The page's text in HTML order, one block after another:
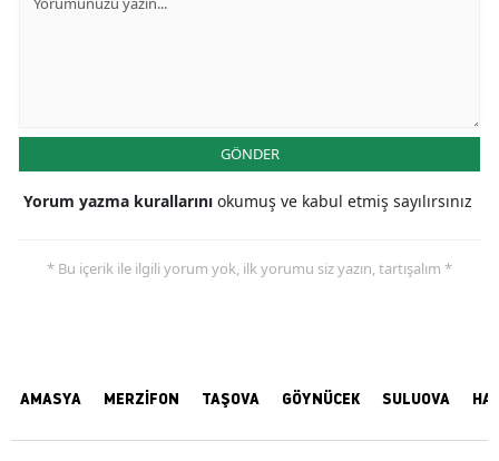
GÖNDER
Yorum yazma kurallarını okumuş ve kabul etmiş sayılırsınız
* Bu içerik ile ilgili yorum yok, ilk yorumu siz yazın, tartışalım *
AMASYA MERZİFON TAŞOVA GÖYNÜCEK SULUOVA